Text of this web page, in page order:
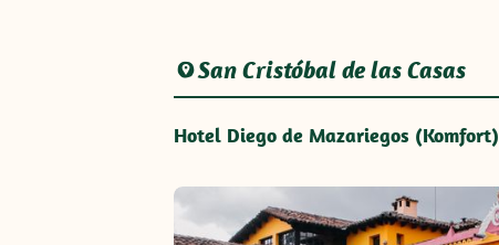
San Cristóbal de las Casas
Hotel Diego de Mazariegos (Komfort)